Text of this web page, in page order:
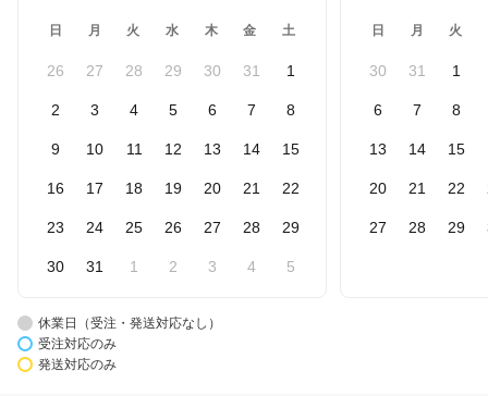
日 月 火 水 木 金 土
26 27 28 29 30 31 1
2 3 4 5 6 7 8
9 10 11 12 13 14 15
16 17 18 19 20 21 22
23 24 25 26 27 28 29
30 31 1 2 3 4 5
日 月 火
30 31 1
6 7 8
13 14 15
20 21 22
27 28 29
休業日（受注・発送対応なし）
受注対応のみ
発送対応のみ